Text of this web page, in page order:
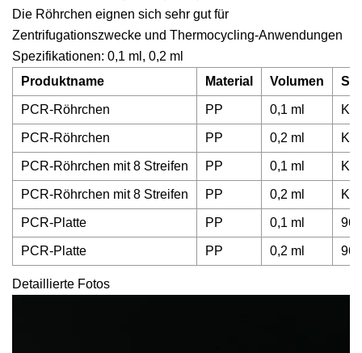
Die Röhrchen eignen sich sehr gut für
Zentrifugationszwecke und Thermocycling-Anwendungen
Spezifikationen: 0,1 ml, 0,2 ml
Produktname
Material Volumen
PCR-Röhrchen PP 0,1 ml
PCR-Röhrchen PP 0,2 ml
PCR-Röhrchen mit 8 Streifen PP 0,1 ml
PCR-Röhrchen mit 8 Streifen PP 0,2 ml
PCR-Platte PP 0,1 ml
PCR-Platte PP 0,2 ml
Detaillierte Fotos